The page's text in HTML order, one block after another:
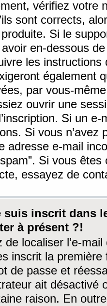
vérifiez votre
sont corrects,
produite. Si le
en-dessous
les
également
par vous-
ouvrir une
Si un
Si vous n’avez
adresse e-mail
Si vous
essayez de
suis inscrit dans
à présent ?!
de localiser l’e-
inscrit la première
de passe et
ait désactivé
raison. En